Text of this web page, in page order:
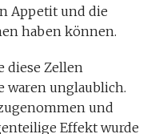
Appetit und die
haben können.
diese Zellen
waren unglaublich.
und
Effekt wurde